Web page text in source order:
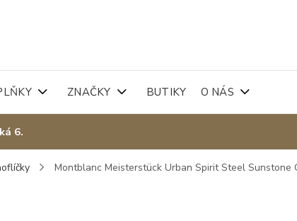
ZNAČKY BUTIKY O NÁS
6.
Montblanc Meisterstück Urban Spirit Steel Sunstone